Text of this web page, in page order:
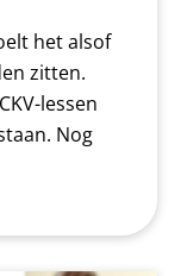
het alsof
zitten.
lessen
Nog